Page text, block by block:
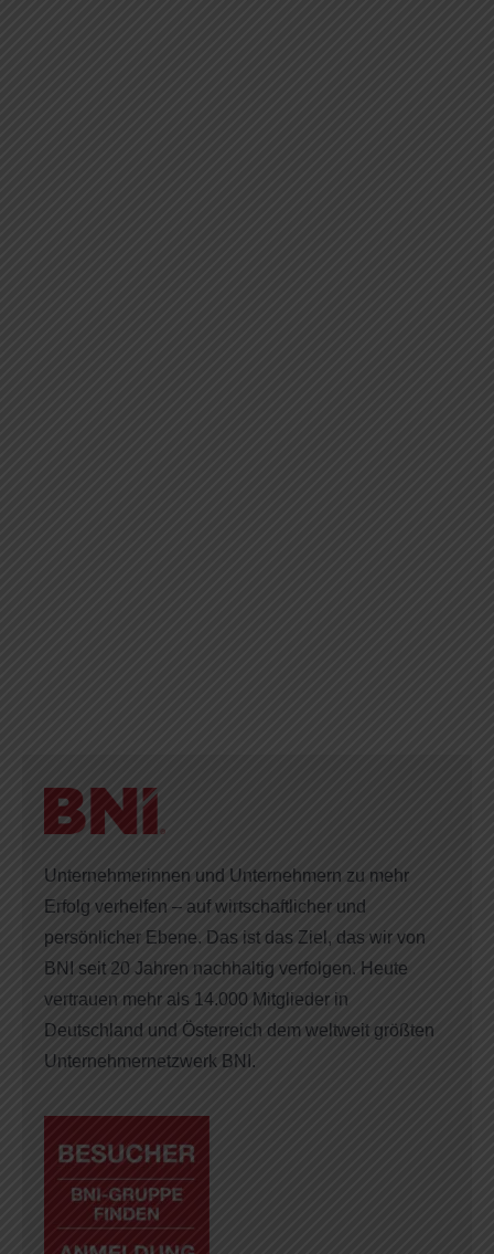
Unternehmerinnen und Unternehmern zu mehr
Erfolg verhelfen – auf wirtschaftlicher und
persönlicher Ebene. Das ist das Ziel, das wir von
BNI seit 20 Jahren nachhaltig verfolgen. Heute
vertrauen mehr als 14.000 Mitglieder in
Deutschland und Österreich dem weltweit größten
Unternehmernetzwerk BNI.